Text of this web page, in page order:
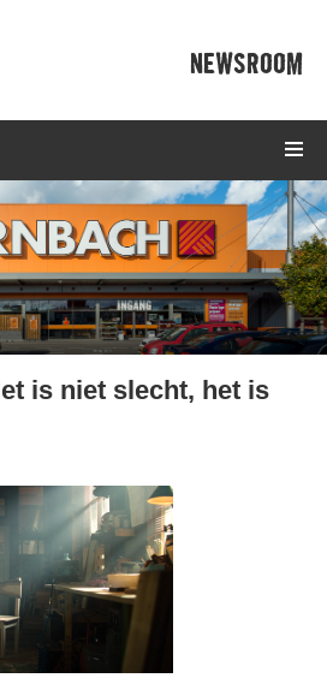
NEWSROOM
is niet slecht, het is